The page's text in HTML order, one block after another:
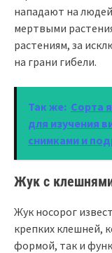
нападают на
мертвыми
растениям, за
на грани гибели.
Так же: Сорта
для изучения
снимками и
Жук с
Жук носорог
крепких клешней,
формой, так и